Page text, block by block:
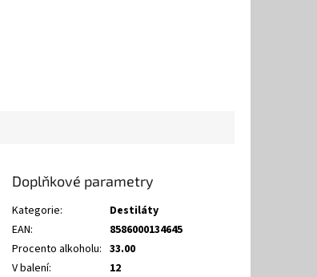
Doplňkové parametry
Kategorie:
Destiláty
EAN:
8586000134645
Procento alkoholu: 33.00
V balení:
12